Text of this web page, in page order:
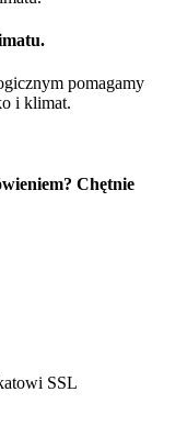
pomagamy
i klimat.
Chętnie
SSL